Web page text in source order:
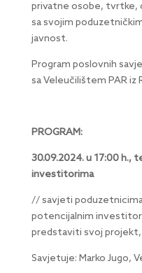
privatne osobe, tvrtke,
sa svojim
javnost.
Program poslovnih
sa Veleučilištem PAR iz
PROGRAM:
30.09.2024. u 17:00 h.,
investitorima
// savjeti
potencijalnim
predstaviti svoj
Savjetuje: Marko Jugo,